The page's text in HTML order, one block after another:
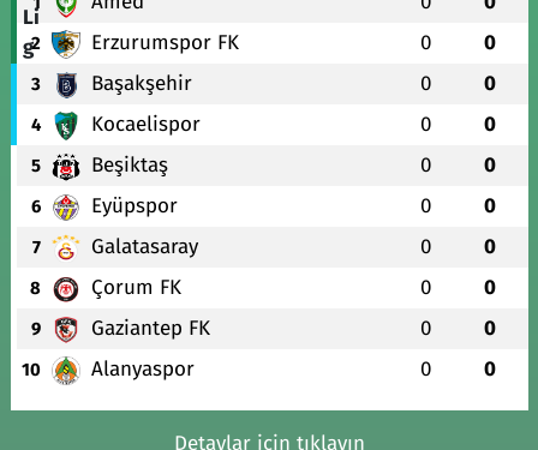
2 Erzurumspor FK 0 0
3 Başakşehir 0 0
4 Kocaelispor 0 0
5 Beşiktaş 0 0
6 Eyüpspor 0 0
7 Galatasaray 0 0
8 Çorum FK 0 0
9 Gaziantep FK 0 0
10 Alanyaspor 0 0
Detaylar için tıklayın